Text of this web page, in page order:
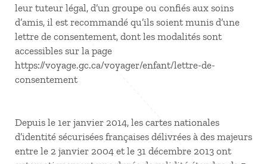
leur tuteur légal, d’un groupe ou confiés aux soins
d’amis, il est recommandé qu’ils soient munis d’une
lettre de consentement, dont les modalités sont
accessibles sur la page
https://voyage.gc.ca/voyager/enfant/lettre-de-
consentement
Depuis le 1er janvier 2014, les cartes nationales
d’identité sécurisées françaises délivrées à des majeurs
entre le 2 janvier 2004 et le 31 décembre 2013 ont